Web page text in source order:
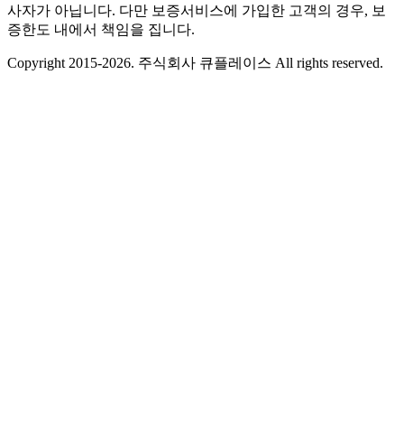
사자가 아닙니다. 다만 보증서비스에 가입한 고객의 경우, 보
증한도 내에서 책임을 집니다.
Copyright 2015-2026. 주식회사 큐플레이스 All rights reserved.